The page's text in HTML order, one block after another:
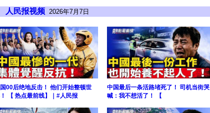
人民报视频 2026年7月7日
00后绝地反击！ 他们开始整顿世
【 热点最前线】｜#人民报
中国最后一条活路堵死了！ 司机当街哭
喊：我不想活了！ 【